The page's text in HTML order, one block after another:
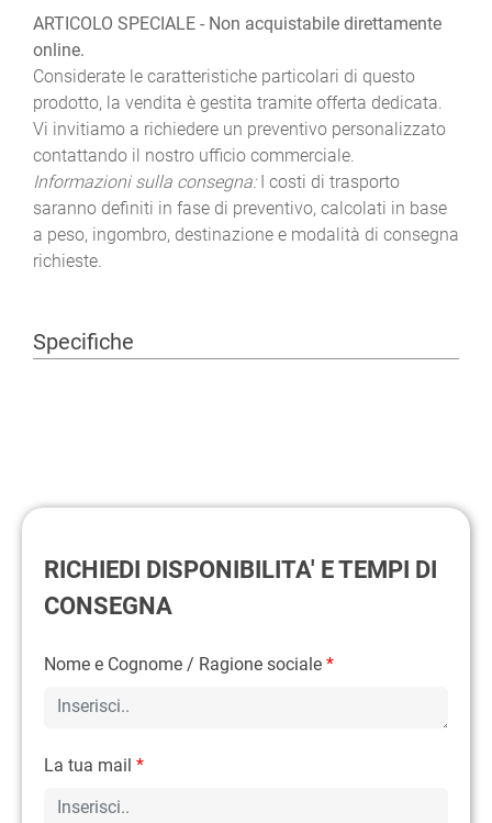
ARTICOLO SPECIALE - Non acquistabile direttamente
online.
Considerate le caratteristiche particolari di questo
prodotto, la vendita è gestita tramite offerta dedicata.
Vi invitiamo a richiedere un preventivo personalizzato
contattando il nostro ufficio commerciale.
Informazioni sulla consegna:I costi di trasporto
saranno definiti in fase di preventivo, calcolati in base
a peso, ingombro, destinazione e modalità di consegna
richieste.
Specifiche
RICHIEDI DISPONIBILITA' E TEMPI DI
CONSEGNA
Nome e Cognome / Ragione sociale *
La tua mail *